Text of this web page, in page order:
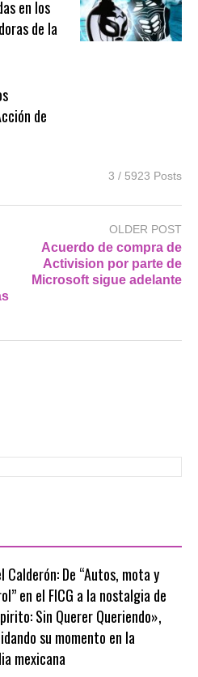
en los
de la
de
3 / 5923 Posts
OLDER POST
Acuerdo de compra de
Activision por parte de
Microsoft sigue adelante
Calderón: De “Autos, mota y
en el FICG a la nostalgia de
Sin Querer Queriendo»,
su momento en la
mexicana